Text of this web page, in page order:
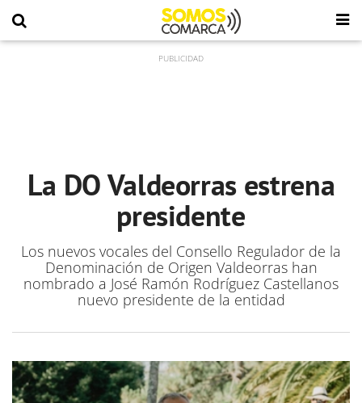
La DO Valdeorras estrena
presidente
Los nuevos vocales del Consello Regulador de la
Denominación de Origen Valdeorras han
nombrado a José Ramón Rodríguez Castellanos
nuevo presidente de la entidad